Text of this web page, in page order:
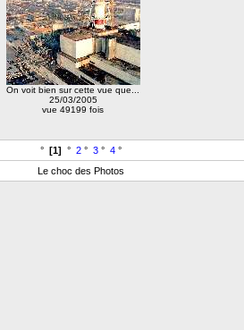
On voit bien sur cette vue que...
25/03/2005
vue 49199 fois
° [1] ° 2° 3° 4°
Le choc des Photos